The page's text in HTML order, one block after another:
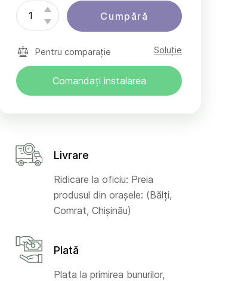
Cumpără
Pentru comparație Soluție
Comandați instalarea
Livrare
Ridicare la oficiu: Preia
produsul din orașele: (Bălți,
Comrat, Chișinău)
Plată
Plata la primirea bunurilor,